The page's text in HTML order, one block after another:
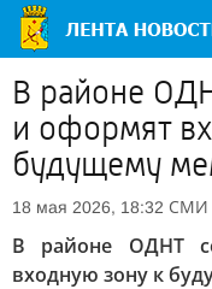
В районе
и оформят
будущему
18 мая 2026, 18:32 СМИ
В районе ОДНТ
входную зону к